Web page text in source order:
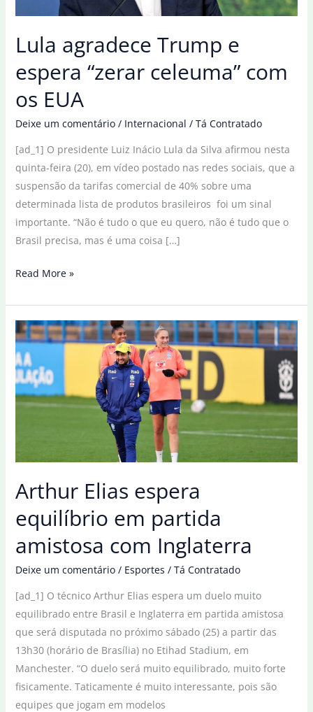
Lula agradece Trump e
espera “zerar celeuma” com
os EUA
Deixe um comentário / Internacional / Tá Contratado
[ad_1] O presidente Luiz Inácio Lula da Silva afirmou nesta
quinta-feira (20), em vídeo postado nas redes sociais, que a
suspensão da tarifas comercial de 40% sobre uma
determinada lista de produtos brasileiros foi um sinal
importante. “Não é tudo o que eu quero, não é tudo que o
Brasil precisa, mas é uma coisa […]
Lula
Trump
e
espera
“zerar
celeuma”
com
Read More »
Arthur Elias espera
equilíbrio em partida
amistosa com Inglaterra
Deixe um comentário / Esportes / Tá Contratado
[ad_1] O técnico Arthur Elias espera um duelo muito
equilibrado entre Brasil e Inglaterra em partida amistosa
que será disputada no próximo sábado (25) a partir das
13h30 (horário de Brasília) no Etihad Stadium, em
Manchester. “O duelo será muito equilibrado, muito forte
fisicamente. Taticamente é muito interessante, pois são
equipes que jogam em modelos